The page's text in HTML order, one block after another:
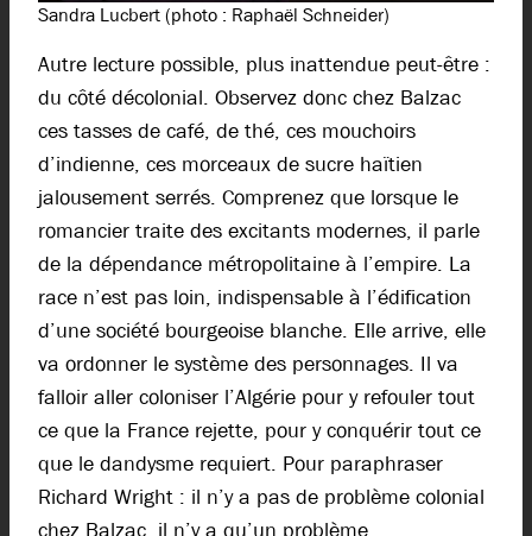
Sandra Lucbert (photo : Raphaël Schneider)
Autre lecture possible, plus inattendue peut-être :
du côté décolonial. Observez donc chez Balzac
ces tasses de café, de thé, ces mouchoirs
d’indienne, ces morceaux de sucre haïtien
jalousement serrés. Comprenez que lorsque le
romancier traite des excitants modernes, il parle
de la dépendance métropolitaine à l’empire. La
race n’est pas loin, indispensable à l’édification
d’une société bourgeoise blanche. Elle arrive, elle
va ordonner le système des personnages. Il va
falloir aller coloniser l’Algérie pour y refouler tout
ce que la France rejette, pour y conquérir tout ce
que le dandysme requiert. Pour paraphraser
Richard Wright : il n’y a pas de problème colonial
chez Balzac, il n’y a qu’un problème